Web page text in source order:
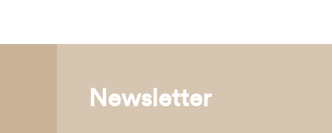
Newsletter